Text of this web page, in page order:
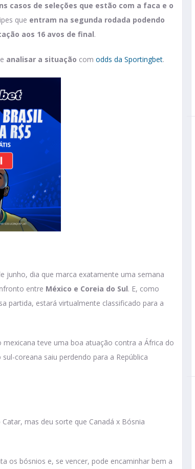
casos de seleções que estão com a faca e o
que entram na segunda rodada podendo
aos 16 avos de final.
e analisar a situação com odds da Sportingbet.
junho, dia que marca exatamente uma semana
entre México e Coreia do Sul. E, como
partida, estará virtualmente classificado para a
teve uma boa atuação contra a África do
coreana saiu perdendo para a República
mas deu sorte que Canadá x Bósnia
os bósnios e, se vencer, pode encaminhar bem a